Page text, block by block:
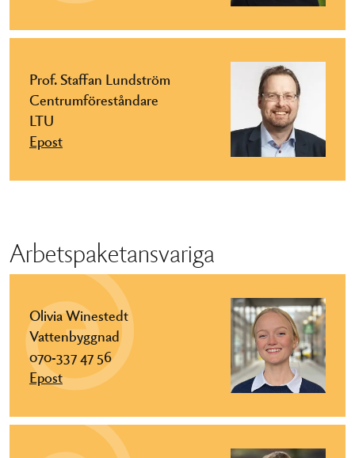
Prof. Staffan Lundström
Centrumföreståndare
LTU
Epost
Arbetspaketansvariga
Olivia Winestedt
Vattenbyggnad
070-337 47 56
Epost